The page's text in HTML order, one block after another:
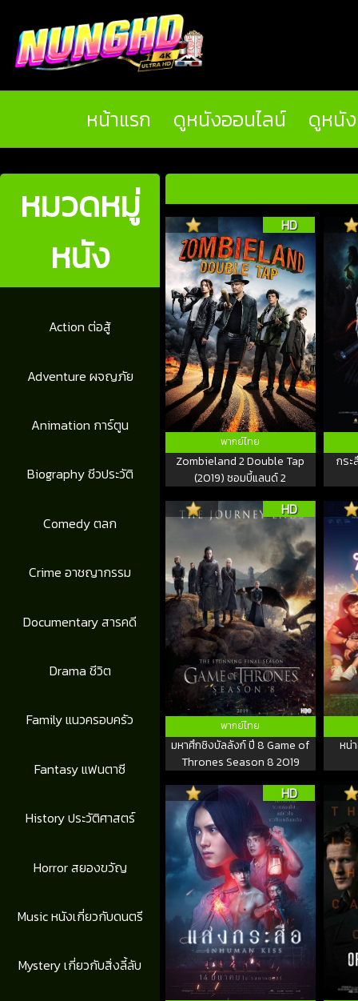
หน้าแรก ดูหนังออนไลน์ ดูหนั
หมวดหมู่
หนัง
Action ต่อสู้
Adventure ผจญภัย
Animation การ์ตูน
Biography ชีวประวัติ
Comedy ตลก
Crime อาชญากรรม
Documentary สารคดี
Drama ชีวิต
Family แนวครอบครัว
Fantasy แฟนตาซี
History ประวัติศาสตร์
Horror สยองขวัญ
Music หนังเกี่ยวกับดนตรี
Mystery เกี่ยวกับสิ่งลี้ลับ
HD
พากย์ไทย
Zombieland 2 Double Tap
(2019) ซอมบี้แลนด์ 2
กระ
HD
พากย์ไทย
มหาศึกชิงบัลลังก์ ปี 8 Game of
Thrones Season 8 2019
หน่
HD